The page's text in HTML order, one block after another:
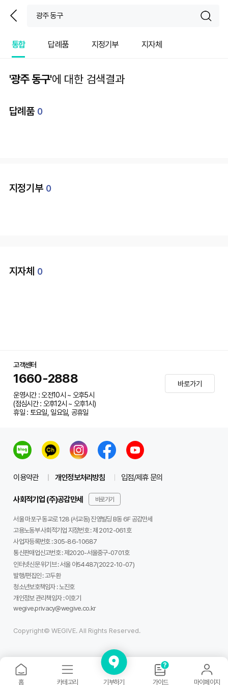
뒤
통합 답례품 지정기부 지자체
'광주 동구'에 대한 검색결과
답례품 0
지정기부 0
지자체 0
홈 카테고리 기부하기 가이드 마이페이지
고객센터
1660-2888
운영시간 : 오전10시 ~ 오후5시
(점심시간 : 오후12시 ~ 오후1시)
휴일 : 토요일, 일요일, 공휴일
바로가기
이용약관 개인정보처리방침 입점/제휴 문의
사회적기업 (주)공감만세 바로가기
서울 마포구 동교로 128 (서교동) 진영빌딩 B동 6F 공감만세
고용노동부 사회적기업 지정번호 : 제 2012-061호
사업자등록번호 :305-86-10687
통신판매업신고번호 :제2020-서울중구-0701호
인터넷신문 위기브 :서울 아54487(2022-10-07)
발행/편집인 :고두환
청소년보호책임자 :노진호
개인정보 관리책임자 :이호기
wegive.privacy@wegive.co.kr
Copyright© WEGIVE. All Rights Reserved.